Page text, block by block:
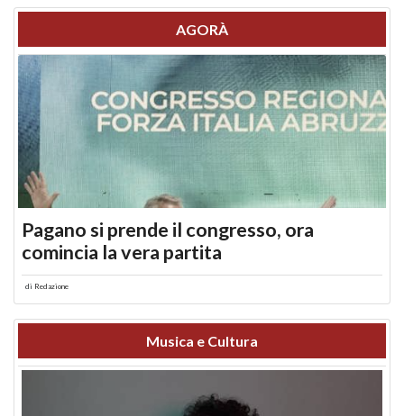
AGORÀ
Pagano si prende il congresso, ora
comincia la vera partita
di Redazione
Musica e Cultura